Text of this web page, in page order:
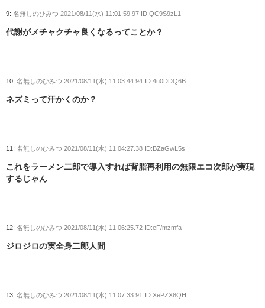
9: 名無しのひみつ 2021/08/11(水) 11:01:59.97 ID:QC9S9zL1
代謝がメチャクチャ良くなるってことか？
10: 名無しのひみつ 2021/08/11(水) 11:03:44.94 ID:4u0DDQ6B
ネズミって汗かくのか？
11: 名無しのひみつ 2021/08/11(水) 11:04:27.38 ID:BZaGwL5s
これをラーメン二郎で導入すれば背脂再利用の無限エコ次郎が実現
するじゃん
12: 名無しのひみつ 2021/08/11(水) 11:06:25.72 ID:eF/mzmfa
ジロジロの実全身二郎人間
13: 名無しのひみつ 2021/08/11(水) 11:07:33.91 ID:XePZX8QH